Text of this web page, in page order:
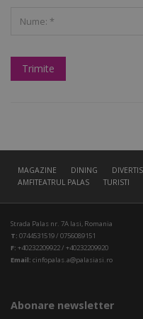
MAGAZINE DINING
AMFITEATRUL PALAS
TURISTI
Strada Palas nr. 7A Iasi, Romania
T: 0744531519 / 0756089151
F: +40232209922 / +40232209920
Email: cinfopalas.a@palasiasi.ro
Abonare newsletter